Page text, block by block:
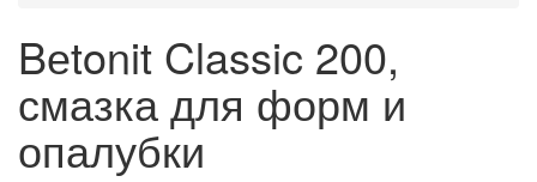
Bеtonit Classic 200,
смазка для форм и
опалубки